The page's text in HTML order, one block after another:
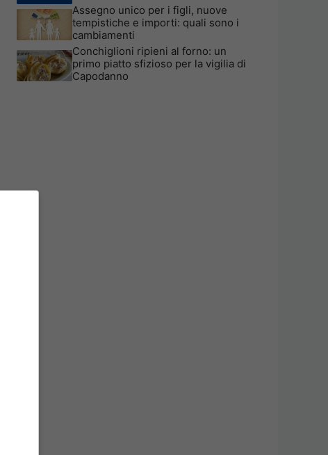
Assegno unico per i figli, nuove
tempistiche e importi: quali sono i
cambiamenti
Conchiglioni ripieni al forno: un
primo piatto sfizioso per la vigilia di
Capodanno